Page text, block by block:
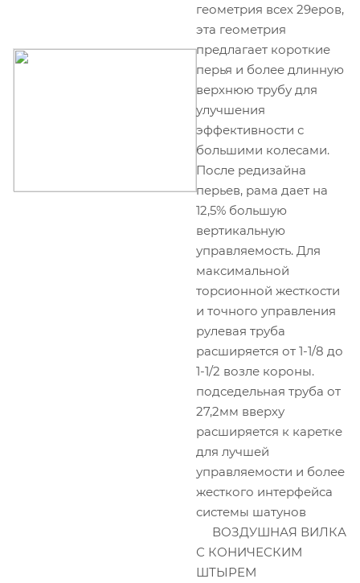
геометрия всех 29еров,
эта геометрия
предлагает короткие
перья и более длинную
верхнюю трубу для
улучшения
эффективности с
большими колесами.
После редизайна
перьев, рама дает на
12,5% большую
вертикальную
управляемость. Для
максимальной
торсионной жесткости
и точного управления
рулевая труба
расширяется от 1-1/8 до
1-1/2 возле короны.
подседельная труба от
27,2мм вверху
расширяется к каретке
для лучшей
управляемости и более
жесткого интерфейса
системы шатунов
ВОЗДУШНАЯ ВИЛКА
С КОНИЧЕСКИМ
ШТЫРЕМ